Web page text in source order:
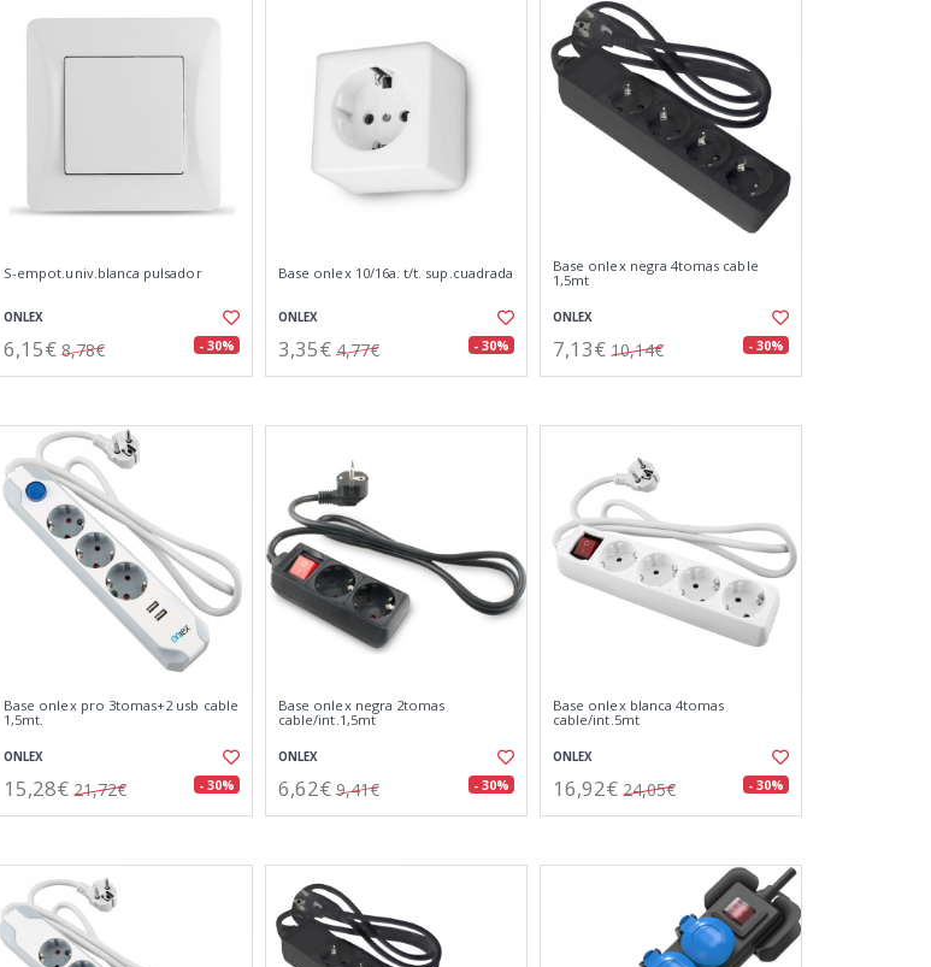
S-empot.univ.blanca pulsador
ONLEX
6,15€ 8,78€ - 30%
Base onlex 10/16a. t/t. sup.cuadrada
ONLEX
3,35€ 4,77€ - 30%
Base onlex negra 4tomas cable
1,5mt
ONLEX
7,13€ 10,14€ - 30%
Base onlex pro 3tomas+2 usb cable
1,5mt.
ONLEX
15,28€ 21,72€ - 30%
Base onlex negra 2tomas
cable/int.1,5mt
ONLEX
6,62€ 9,41€ - 30%
Base onlex blanca 4tomas
cable/int.5mt
ONLEX
16,92€ 24,05€ - 30%